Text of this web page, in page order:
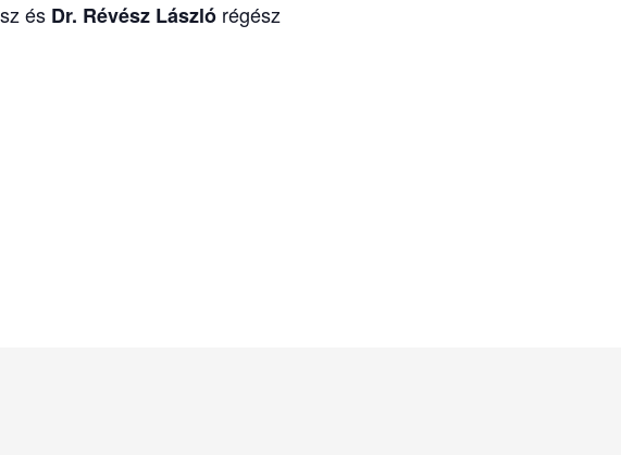
és Dr. Révész László régész